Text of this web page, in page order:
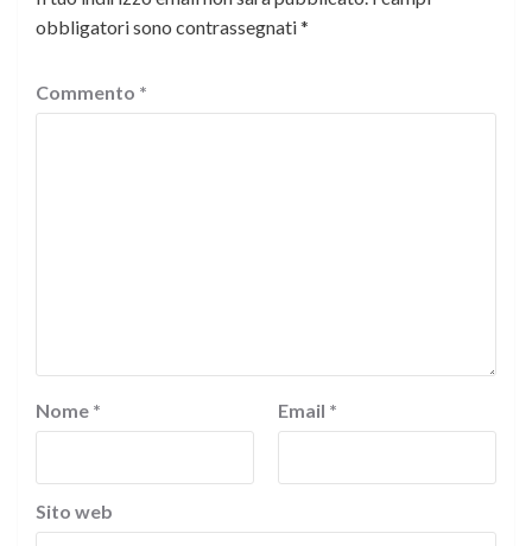
obbligatori sono contrassegnati*
Commento *
Nome * Email *
Sito web